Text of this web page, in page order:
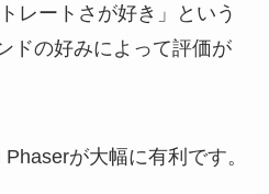
レートさが好き」という
ドの好みによって評価が
が大幅に有利です。